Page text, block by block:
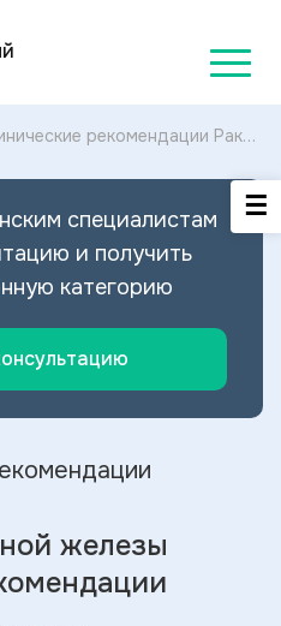
рекомендации Рак
и лечение Рака
специалистам
и получить
категорию
железы